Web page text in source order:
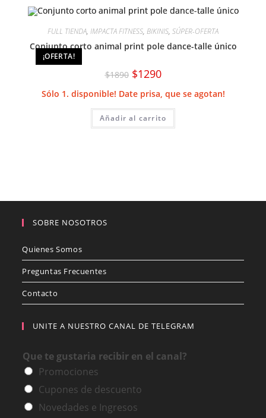
¡OFERTA!
FULL TIENDA, IMPACTA FITNESS, BIKINIS, SÚPER-OFERTA
Conjunto corto animal print pole dance-talle único
$1890 El
precio
original
era:
$1290El
precio
es:
Sólo 1. disponible! Date prisa, que se agotan!
Añadir al carrito
SOBRE NOSOTROS
Quienes Somos
Preguntas Frecuentes
Contacto
UNITE A NUESTRO CANAL DE TELEGRAM
Que te gustaria recibir en el canal?
Promociones
Cupones de descuento
Novedades e Ingresos